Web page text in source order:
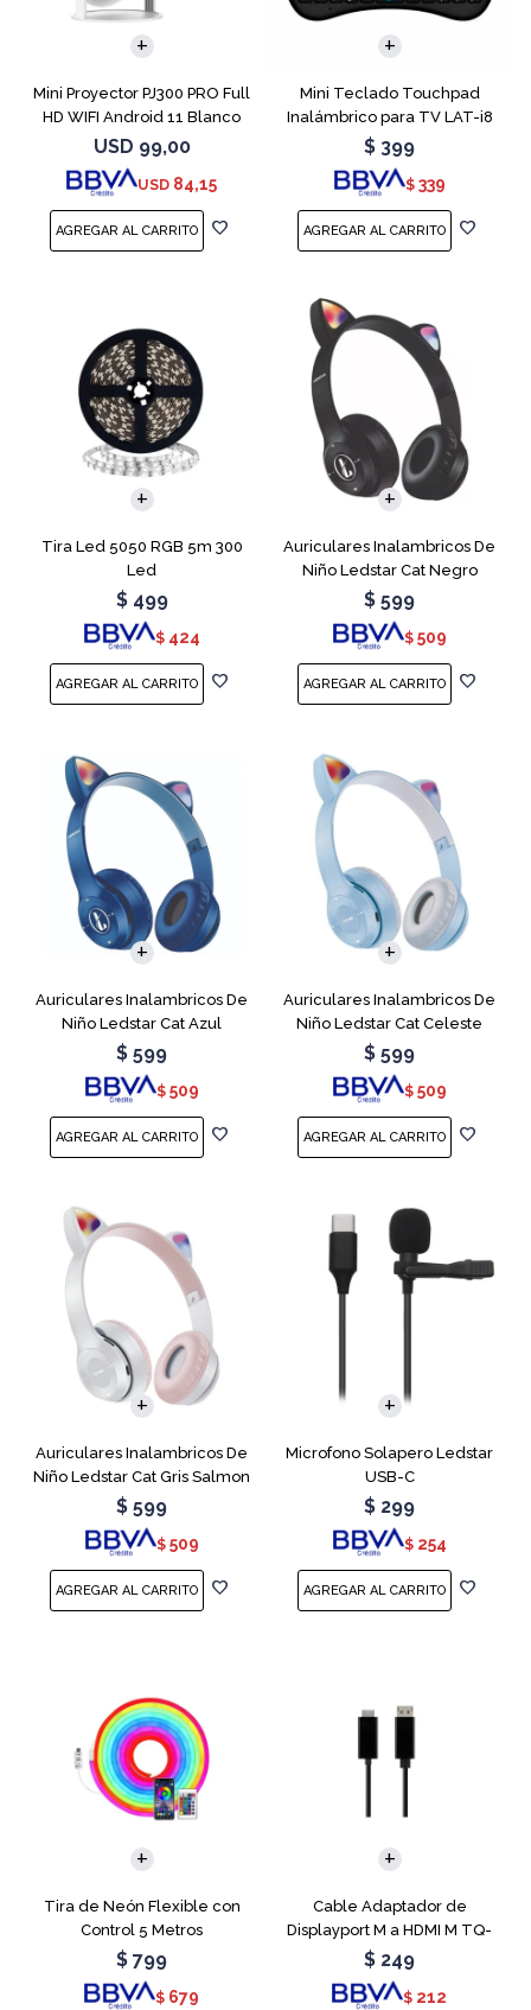
Mini Proyector PJ300 PRO Full
HD WIFI Android 11 Blanco
USD 99,00
USD 84,15
Mini Teclado Touchpad
Inalámbrico para TV LAT-i8
$ 399
$ 339
Tira Led 5050 RGB 5m 300
Led
$ 499
$ 424
Auriculares Inalambricos De
Niño Ledstar Cat Negro
$ 599
$ 509
Auriculares Inalambricos De
Niño Ledstar Cat Azul
$ 599
$ 509
Auriculares Inalambricos De
Niño Ledstar Cat Celeste
$ 599
$ 509
Auriculares Inalambricos De
Niño Ledstar Cat Gris Salmon
$ 599
$ 509
Microfono Solapero Ledstar
USB-C
$ 299
$ 254
Tira de Neón Flexible con
Control 5 Metros
$ 799
$ 679
Cable Adaptador de
Displayport M a HDMI M TQ-
6307
$ 249
$ 212